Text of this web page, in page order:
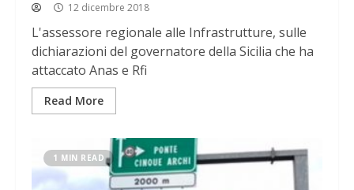
12 dicembre 2018
L'assessore regionale alle Infrastrutture, sulle
dichiarazioni del governatore della Sicilia che ha
attaccato Anas e Rfi
Read More
1 MIN READ